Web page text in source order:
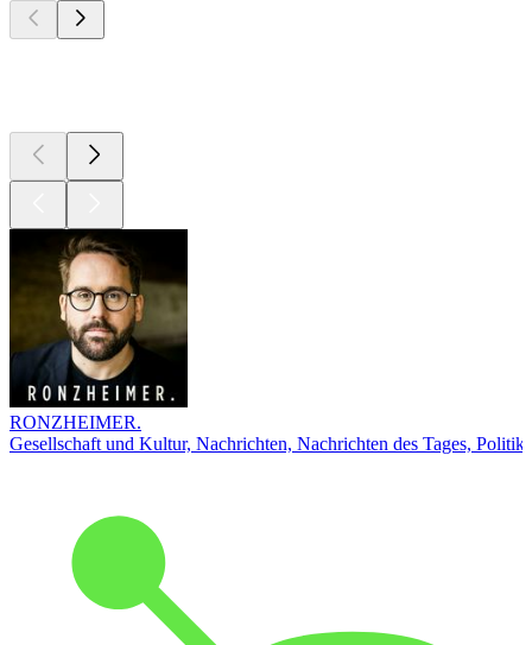
RONZHEIMER.
Gesellschaft und Kultur, Nachrichten, Nachrichten des Tages, Politik